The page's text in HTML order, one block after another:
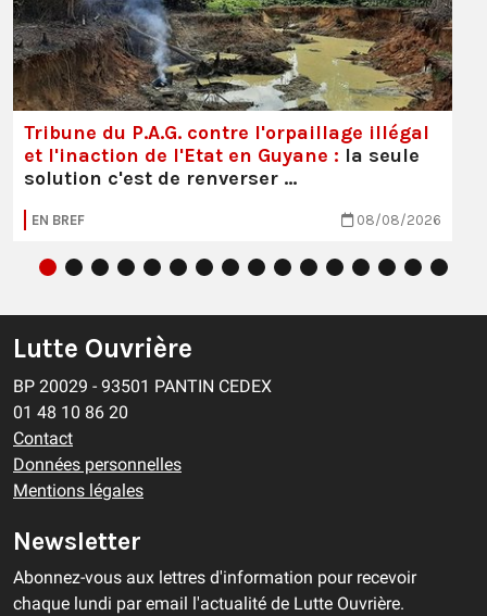
Tribune du P.A.G. contre l'orpaillage illégal
et l'inaction de l'Etat en Guyane : la seule
solution c'est de renverser …
EN BREF 08/08/2026
Lutte Ouvrière
BP 20029 - 93501 PANTIN CEDEX
01 48 10 86 20
Contact
Données personnelles
Mentions légales
Newsletter
Abonnez-vous aux lettres d'information pour recevoir
chaque lundi par email l'actualité de Lutte Ouvrière.